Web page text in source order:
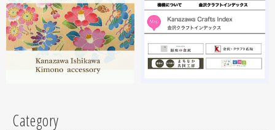
昨年初めからT-BASE銀座ギャラリーさんのご依頼で螺鈿
細工のソフビフィギュア装飾のお仕事させていただいてま
す。広面積への螺鈿細工や蒔絵となりますのでかなりの高
額品になりますがご好評のようで嬉しい限りです(^^)写真
はドラマに登場していたキャラクターです。
Category